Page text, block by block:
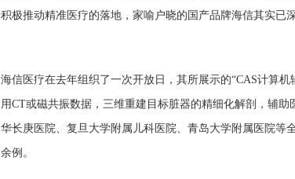
积极推动精准医疗的落地，家喻户晓的国产品牌海信其实已深
海信医疗在去年组织了一次开放日，其所展示的“CAS计算
用CT或磁共振数据，三维重建目标脏器的精细化解剖，辅
华长庚医院、复旦大学附属儿科医院、青岛大学附属医院等
余例。